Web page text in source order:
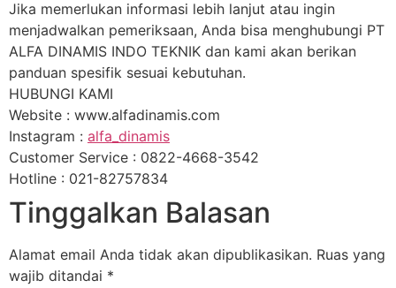
Jika memerlukan informasi lebih lanjut atau ingin
menjadwalkan pemeriksaan, Anda bisa menghubungi PT
ALFA DINAMIS INDO TEKNIK dan kami akan berikan
panduan spesifik sesuai kebutuhan.
HUBUNGI KAMI
Website : www.alfadinamis.com
Instagram : alfa_dinamis
Customer Service : 0822-4668-3542
Hotline : 021-82757834
Tinggalkan Balasan
Alamat email Anda tidak akan dipublikasikan. Ruas yang
wajib ditandai *